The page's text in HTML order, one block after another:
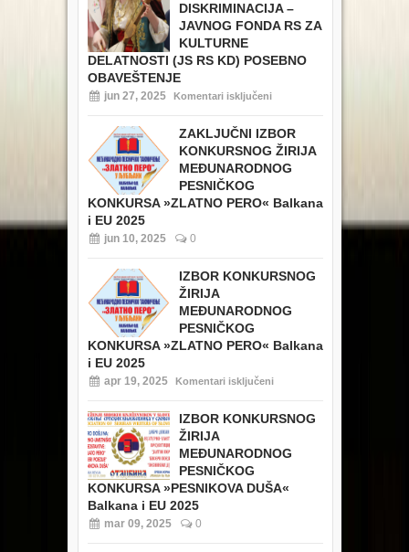
DISKRIMINACIJA –
JAVNOG FONDA RS ZA
KULTURNE
DELATNOSTI (JS RS KD) POSEBNO
OBAVEŠTENJE
jun 27, 2025 Komentari isključeni
ZAKLJUČNI IZBOR
KONKURSNOG ŽIRIJA
MEĐUNARODNOG
PESNIČKOG
KONKURSA »ZLATNO PERO« Balkana
i EU 2025
jun 10, 2025 0
IZBOR KONKURSNOG
ŽIRIJA
MEĐUNARODNOG
PESNIČKOG
KONKURSA »ZLATNO PERO« Balkana
i EU 2025
apr 19, 2025 Komentari isključeni
IZBOR KONKURSNOG
ŽIRIJA
MEĐUNARODNOG
PESNIČKOG
KONKURSA »PESNIKOVA DUŠA«
Balkana i EU 2025
mar 09, 2025 0